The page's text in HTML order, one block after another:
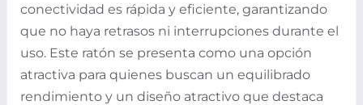
conectividad es rápida y eficiente, garantizando
que no haya retrasos ni interrupciones durante el
uso. Este ratón se presenta como una opción
atractiva para quienes buscan un equilibrado
rendimiento y un diseño atractivo que destaca